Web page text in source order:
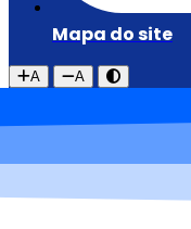
Mapa do site
A A